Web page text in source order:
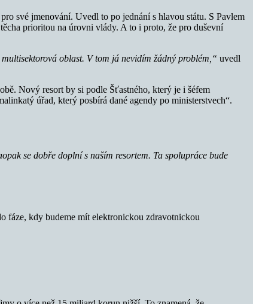
své jmenování. Uvedl to po jednání s hlavou státu. S Pavlem
prioritou na úrovni vlády. A to i proto, že pro duševní
multisektorová oblast. V tom já nevidím žádný problém,“ uvedl
Nový resort by si podle Šťastného, který je i šéfem
úřad, který posbírá dané agendy po ministerstvech“.
se dobře doplní s naším resortem. Ta spolupráce bude
fáze, kdy budeme mít elektronickou zdravotnickou